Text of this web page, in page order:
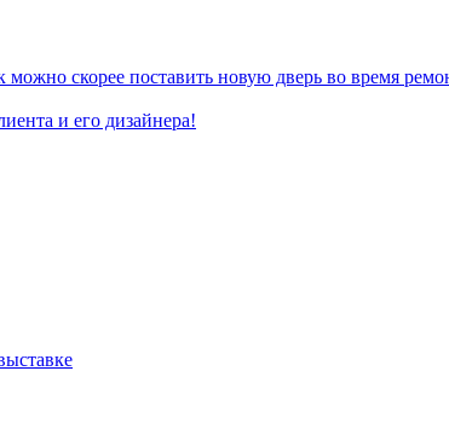
скорее поставить новую дверь во время
и его дизайнера!